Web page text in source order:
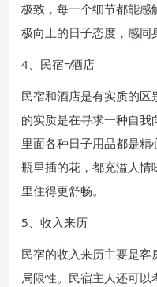
极致，每一个细节都能感
极向上的日子态度，感同
4、民宿≠酒店
民宿和酒店是有实质的
的实质是在寻求一种自我
里面各种日子用品都是
瓶里插的花，都充溢人
里住得更舒畅。
5、收入来历
民宿的收入来历主要是
局限性。民宿主人还可